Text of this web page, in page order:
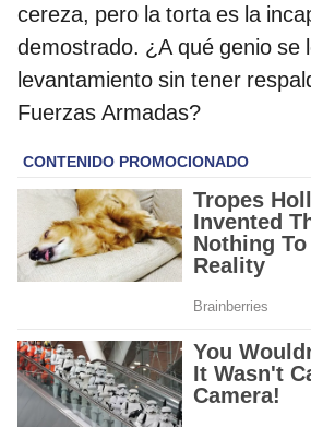
cereza, pero la torta es la
demostrado. ¿A qué genio se
levantamiento sin tener
Fuerzas Armadas?